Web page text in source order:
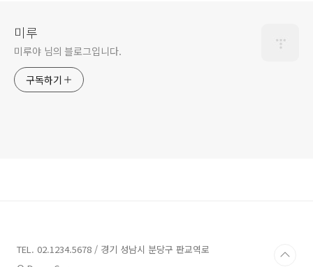
미루
미루야 님의 블로그입니다.
구독하기
TEL. 02.1234.5678 / 경기 성남시 분당구 판교역로